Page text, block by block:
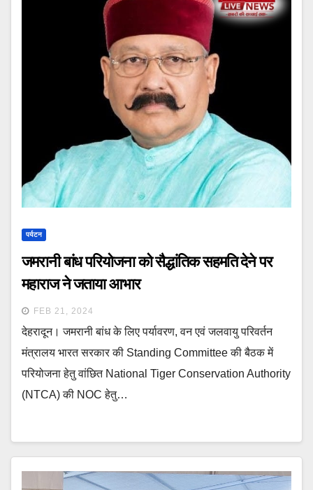
पर्यटन
जमरानी बांध परियोजना को सैद्धांतिक सहमति देने पर
महाराज ने जताया आभार
FEB 21, 2024
देहरादून। जमरानी बांध के लिए पर्यावरण, वन एवं जलवायु परिवर्तन
मंत्रालय भारत सरकार की Standing Committee की बैठक में
परियोजना हेतु वांछित National Tiger Conservation Authority
(NTCA) की NOC हेतु…